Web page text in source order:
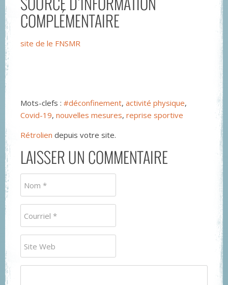
COMPLÉMENTAIRE
site de le FNSMR
Mots-clefs : #déconfinement, activité physique,
Covid-19, nouvelles mesures, reprise sportive
Rétrolien depuis votre site.
LAISSER UN COMMENTAIRE